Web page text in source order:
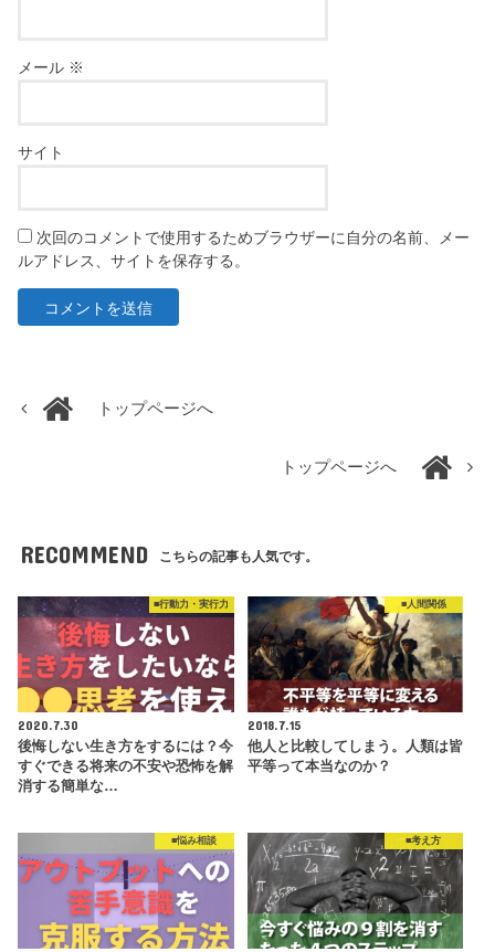
メール ※
サイト
次回のコメントで使用するためブラウザーに自分の名前、メー
ルアドレス、サイトを保存する。
トップページへ
トップページへ
RECOMMEND こちらの記事も人気です。
■行動力・実行力
2020.7.30
後悔しない生き方をするには？今
すぐできる将来の不安や恐怖を解
消する簡単な…
■人間関係
2018.7.15
他人と比較してしまう。人類は皆
平等って本当なのか？
■悩み相談 ■考え方